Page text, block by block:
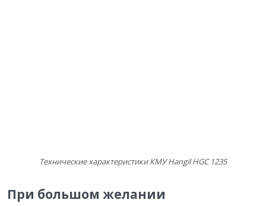
Технические характеристики КМУ Hangil HGC 1235
При большом желании